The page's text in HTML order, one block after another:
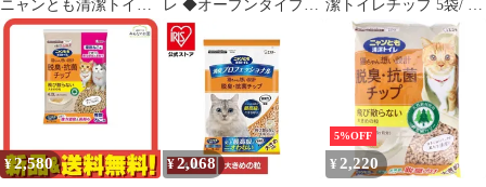
ニャンとも清潔トイレ
脱臭・抗菌チップ大き
めの粒 2.5L
レ ◆オープンタイプ◆
ライトベージュ◆ 猫
砂・シート付
潔トイレチップ 5袋/ グ
ルーミング手袋 セッ
ト売り
¥2,580 ¥2,068
5%OFF
¥ 2,220